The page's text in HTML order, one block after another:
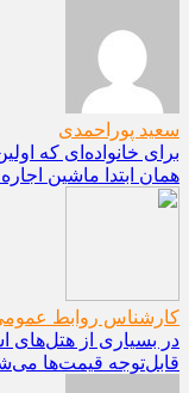
سعید پوراحمدی
برای خانواده‌ای که
همان ابتدا ماشین
کارشناس روابط
در بسیاری از
قابل‌توجه قیمت‌ها